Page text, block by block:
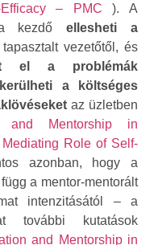
Efficacy – PMC). A
a kezdőellesheti a
vezetőtől, és
el a problémák
a költséges
az üzletben
Mentorship in
Role of Self-
azonban, hogy a
a mentor-mentorált
intenzitásától – a
további kutatások
and Mentorship in